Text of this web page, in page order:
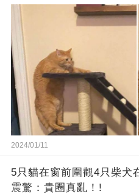
2024/01/11
5只貓在窗前圍觀4只柴犬
震驚：貴圈真亂！!